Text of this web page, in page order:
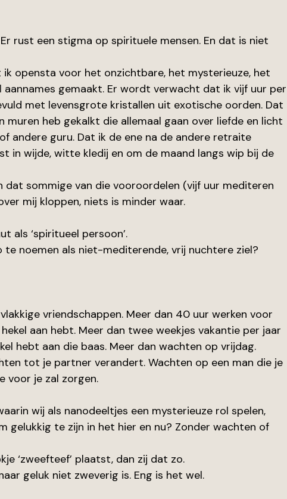
rust een stigma op spirituele mensen. En dat is niet
opensta voor het onzichtbare, het mysterieuze, het
gemaakt. Er wordt verwacht dat ik vijf uur
met levensgrote kristallen uit exotische oorden. Dat
heb gekalkt die allemaal gaan over liefde en licht
andere guru. Dat ik de ene na de andere retraite
in wijde, witte kledij en om de maand langs wip bij de
dat sommige van die vooroordelen (vijf uur mediteren
mij kloppen, niets is minder waar.
als ‘spiritueel persoon’.
noemen als niet-mediterende, vrij nuchtere ziel?
vriendschappen. Meer dan 40 uur werken voor
aan hebt. Meer dan twee weekjes vakantie per jaar
hebt aan die baas. Meer dan wachten op vrijdag.
tot je partner verandert. Wachten op een man die je
voor je zal zorgen.
wij als nanodeeltjes een mysterieuze rol spelen,
gelukkig te zijn in het hier en nu? Zonder wachten of
‘zweefteef’ plaatst, dan zij dat zo.
geluk niet zweverig is. Eng is het wel.